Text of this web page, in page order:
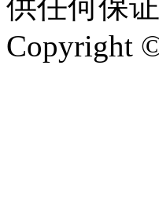
Copyright